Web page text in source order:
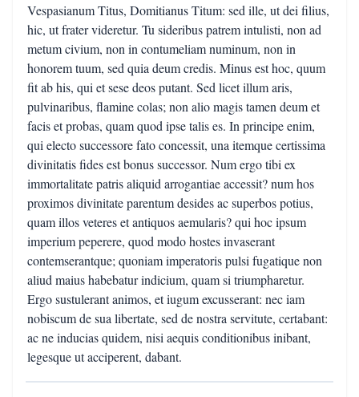
Vespasianum Titus, Domitianus Titum: sed ille, ut dei filius,
hic, ut frater videretur. Tu sideribus patrem intulisti, non ad
metum civium, non in contumeliam numinum, non in
honorem tuum, sed quia deum credis. Minus est hoc, quum
fit ab his, qui et sese deos putant. Sed licet illum aris,
pulvinaribus, flamine colas; non alio magis tamen deum et
facis et probas, quam quod ipse talis es. In principe enim,
qui electo successore fato concessit, una itemque certissima
divinitatis fides est bonus successor. Num ergo tibi ex
immortalitate patris aliquid arrogantiae accessit? num hos
proximos divinitate parentum desides ac superbos potius,
quam illos veteres et antiquos aemularis? qui hoc ipsum
imperium peperere, quod modo hostes invaserant
contemserantque; quoniam imperatoris pulsi fugatique non
aliud maius habebatur indicium, quam si triumpharetur.
Ergo sustulerant animos, et iugum excusserant: nec iam
nobiscum de sua libertate, sed de nostra servitute, certabant:
ac ne inducias quidem, nisi aequis conditionibus inibant,
legesque ut acciperent, dabant.